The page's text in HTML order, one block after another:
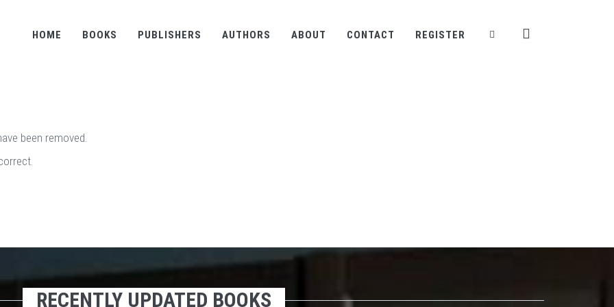
HOME BOOKS PUBLISHERS AUTHORS ABOUT CONTACT REGISTER
been removed.
RECENTLY UPDATED BOOKS